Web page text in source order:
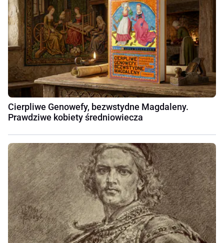
Cierpliwe Genowefy, bezwstydne Magdaleny.
Prawdziwe kobiety średniowiecza